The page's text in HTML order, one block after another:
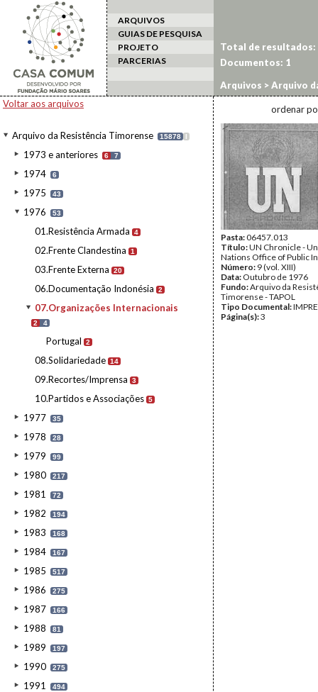
ARQUIVOS
GUIAS DE PESQUISA
PROJETO
PARCERIAS
Voltar aos arquivos
Arquivo da Resistência Timorense 15878 I
1973 e anteriores 6 7
1974 6
1975 43
1976 53
01.Resistência Armada 4
02.Frente Clandestina 1
03.Frente Externa 20
06.Documentação Indonésia 2
07.Organizações Internacionais
2 4
Portugal 2
08.Solidariedade 14
09.Recortes/Imprensa 3
10.Partidos e Associações 5
1977 35
1978 28
1979 99
1980 217
1981 72
1982 194
1983 168
1984 167
1985 517
1986 275
1987 166
1988 81
1989 197
1990 275
1991 494
Total de resultados:
Documentos: 1
Arquivos >Arquivo
ordenar
Pasta:06457.013
Título:UN Chronicle -
Nations Office of Public
Número: 9 (vol. XIII)
Data: Outubro de 1976
Fundo:Arquivo da
Timorense - TAPOL
Tipo Documental:
Página(s):3